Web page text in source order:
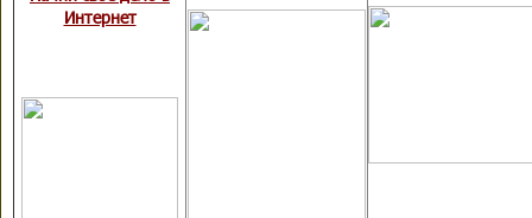
Интернет